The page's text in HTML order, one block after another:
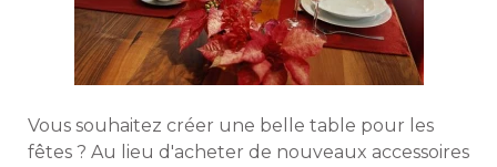
Vous souhaitez créer une belle table pour les
fêtes ? Au lieu d'acheter de nouveaux accessoires